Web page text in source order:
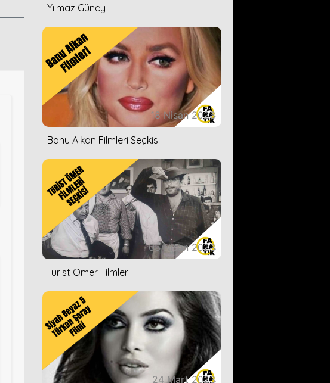
Yılmaz Güney
18 Nisan 2023
Banu Alkan Filmleri Seçkisi
05 Nisan 2023
Turist Ömer Filmleri
24 Mart 2023